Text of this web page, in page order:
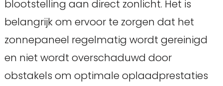
blootstelling aan direct zonlicht. Het is
belangrijk om ervoor te zorgen dat het
zonnepaneel regelmatig wordt gereinigd
en niet wordt overschaduwd door
obstakels om optimale oplaadprestaties